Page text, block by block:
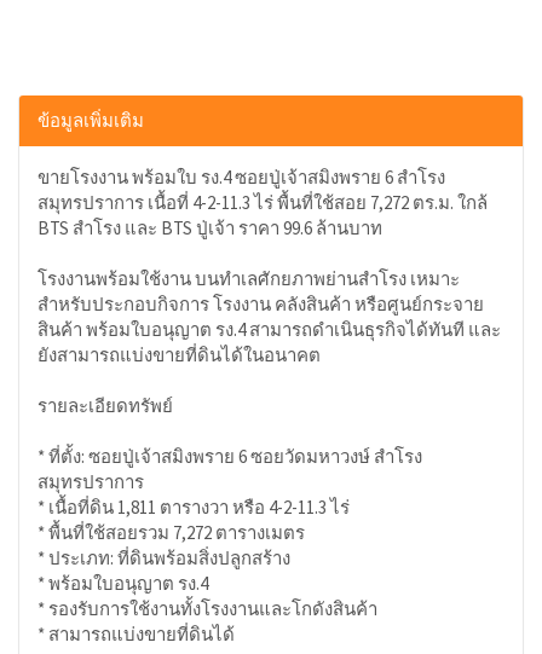
ข้อมูลเพิ่มเติม
ขายโรงงาน พร้อมใบ รง.4 ซอยปู่เจ้าสมิงพราย 6 สำโรง
สมุทรปราการ เนื้อที่ 4-2-11.3 ไร่ พื้นที่ใช้สอย 7,272 ตร.ม. ใกล้
BTS สำโรง และ BTS ปู่เจ้า ราคา 99.6 ล้านบาท
โรงงานพร้อมใช้งาน บนทำเลศักยภาพย่านสำโรง เหมาะ
สำหรับประกอบกิจการ โรงงาน คลังสินค้า หรือศูนย์กระจาย
สินค้า พร้อมใบอนุญาต รง.4 สามารถดำเนินธุรกิจได้ทันที และ
ยังสามารถแบ่งขายที่ดินได้ในอนาคต
รายละเอียดทรัพย์
* ที่ตั้ง: ซอยปู่เจ้าสมิงพราย 6 ซอยวัดมหาวงษ์ สำโรง
สมุทรปราการ
* เนื้อที่ดิน 1,811 ตารางวา หรือ 4-2-11.3 ไร่
* พื้นที่ใช้สอยรวม 7,272 ตารางเมตร
* ประเภท: ที่ดินพร้อมสิ่งปลูกสร้าง
* พร้อมใบอนุญาต รง.4
* รองรับการใช้งานทั้งโรงงานและโกดังสินค้า
* สามารถแบ่งขายที่ดินได้